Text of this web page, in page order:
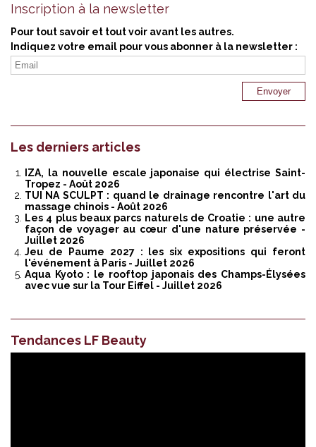
Inscription à la newsletter
Pour tout savoir et tout voir avant les autres.
Indiquez votre email pour vous abonner à la newsletter :
Les derniers articles
IZA, la nouvelle escale japonaise qui électrise Saint-
Tropez - Août 2026
TUI NA SCULPT : quand le drainage rencontre l'art du
massage chinois - Août 2026
Les 4 plus beaux parcs naturels de Croatie : une autre
façon de voyager au cœur d'une nature préservée -
Juillet 2026
Jeu de Paume 2027 : les six expositions qui feront
l'événement à Paris - Juillet 2026
Aqua Kyoto : le rooftop japonais des Champs-Élysées
avec vue sur la Tour Eiffel - Juillet 2026
Tendances LF Beauty